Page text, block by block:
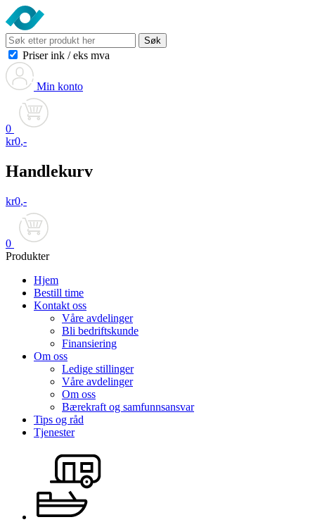
Søk
Priser ink / eks mva
Min konto
0
kr0,-
Handlekurv
kr0,-
0
Produkter
Hjem
Bestill time
Kontakt oss
Våre avdelinger
Bli bedriftskunde
Finansiering
Om oss
Ledige stillinger
Våre avdelinger
Om oss
Bærekraft og samfunnsansvar
Tips og råd
Tjenester